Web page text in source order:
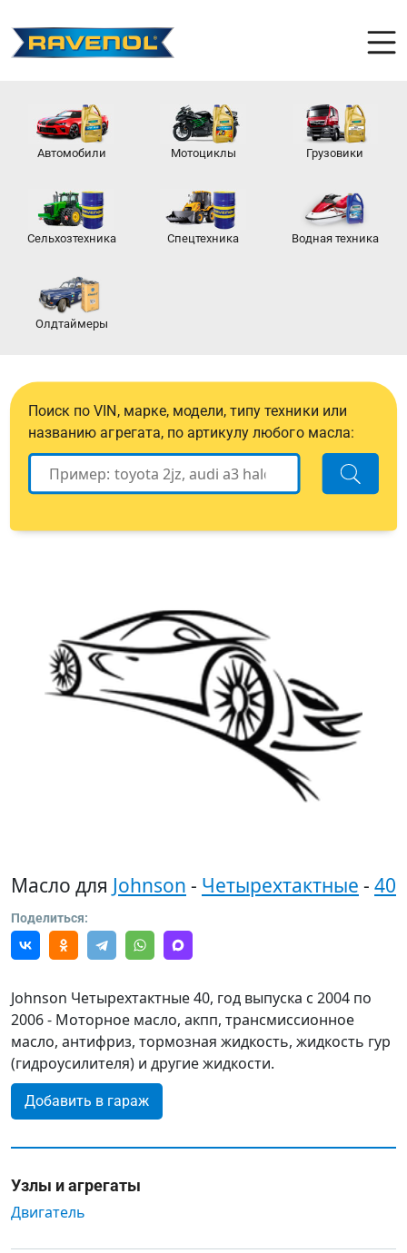
Автомобили Мотоциклы Грузовики
Сельхозтехника Спецтехника Водная техника
Олдтаймеры
Поиск по VIN, марке, модели, типу техники или
названию агрегата, по артикулу любого масла:
Масло для Johnson - Четырехтактные - 40
Поделиться:
Johnson Четырехтактные 40, год выпуска с 2004 по
2006 - Моторное масло, акпп, трансмиссионное
масло, антифриз, тормозная жидкость, жидкость гур
(гидроусилителя) и другие жидкости.
Добавить в гараж
Узлы и агрегаты
Двигатель